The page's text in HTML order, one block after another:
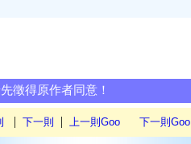
徵得原作者同意！
| 下一則 | 上一則Goo 下一則Goo